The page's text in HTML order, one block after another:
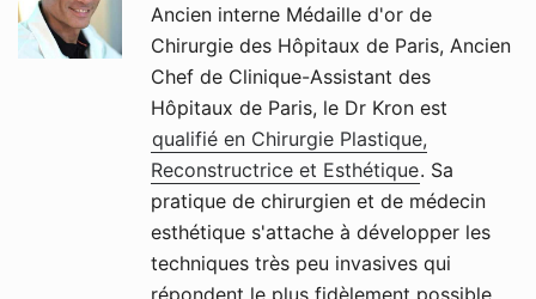
Ancien interne Médaille d'or de
Chirurgie des Hôpitaux de Paris, Ancien
Chef de Clinique-Assistant des
Hôpitaux de Paris, le Dr Kron est
qualifié en Chirurgie Plastique,
Reconstructrice et Esthétique. Sa
pratique de chirurgien et de médecin
esthétique s'attache à développer les
techniques très peu invasives qui
répondent le plus fidèlement possible